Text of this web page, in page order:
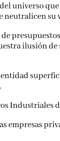
universo
neutralicen su
ilusión
Industriales